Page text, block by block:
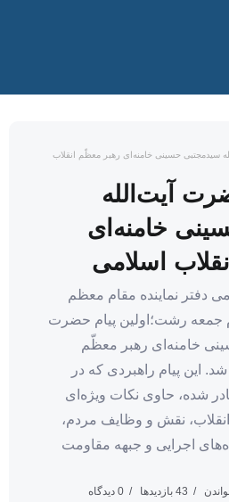
سیدمجتبی حسینی خامنه‌ای رهبر معظّم انقلاب
آیت‌الله
خامنه‌ای
اسلامی
دفتر نماینده مقام معظم
جمعه رشت؛اولین پیام حضرت
خامنه‌ای رهبر معظّم
این پیام راهبردی که در
شده، حاوی نکات ویژه‌ای
نقش و وظایف مردم،
اجرایی و جبهه مقاومت
43 بازدیدها 0 دیدگاه